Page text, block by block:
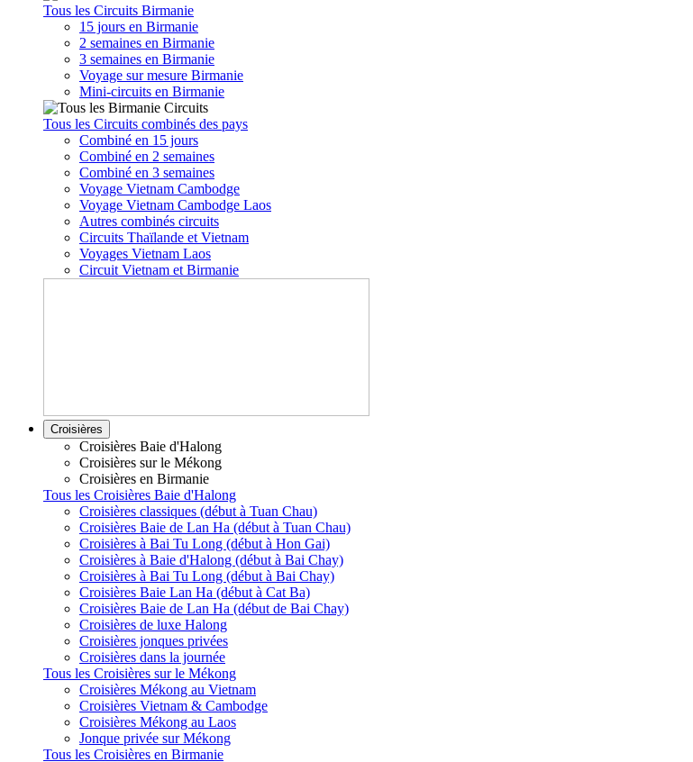
Tous les Circuits Birmanie
15 jours en Birmanie
2 semaines en Birmanie
3 semaines en Birmanie
Voyage sur mesure Birmanie
Mini-circuits en Birmanie
Tous les Circuits combinés des pays
Combiné en 15 jours
Combiné en 2 semaines
Combiné en 3 semaines
Voyage Vietnam Cambodge
Voyage Vietnam Cambodge Laos
Autres combinés circuits
Circuits Thaïlande et Vietnam
Voyages Vietnam Laos
Circuit Vietnam et Birmanie
Croisières
Croisières Baie d'Halong
Croisières sur le Mékong
Croisières en Birmanie
Tous les Croisières Baie d'Halong
Croisières classiques (début à Tuan Chau)
Croisières Baie de Lan Ha (début à Tuan Chau)
Croisières à Bai Tu Long (début à Hon Gai)
Croisières à Baie d'Halong (début à Bai Chay)
Croisières à Bai Tu Long (début à Bai Chay)
Croisières Baie Lan Ha (début à Cat Ba)
Croisières Baie de Lan Ha (début de Bai Chay)
Croisières de luxe Halong
Croisières jonques privées
Croisières dans la journée
Tous les Croisières sur le Mékong
Croisières Mékong au Vietnam
Croisières Vietnam & Cambodge
Croisières Mékong au Laos
Jonque privée sur Mékong
Tous les Croisières en Birmanie